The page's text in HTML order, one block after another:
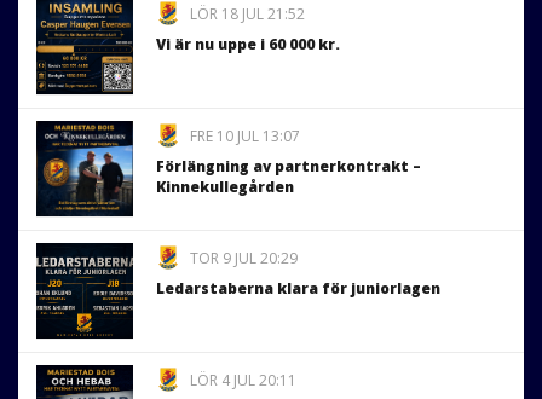
LÖR 18 JUL 21:52
Vi är nu uppe i 60 000 kr.
FRE 10 JUL 13:07
Förlängning av partnerkontrakt –
Kinnekullegården
TOR 9 JUL 20:29
Ledarstaberna klara för juniorlagen
LÖR 4 JUL 20:11